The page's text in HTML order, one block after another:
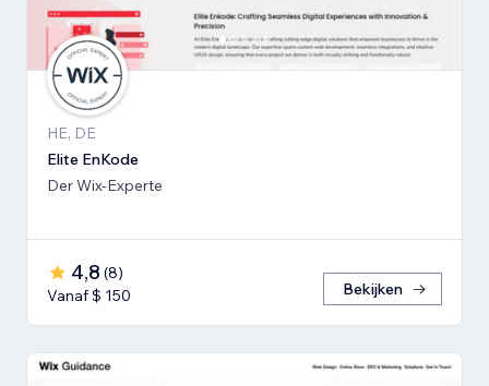
HE, DE
Elite EnKode
Der Wix-Experte
4,8 (8)
Vanaf $ 150
Bekijken